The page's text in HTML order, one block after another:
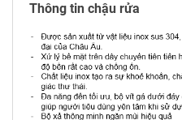
Thông tin chậu rửa